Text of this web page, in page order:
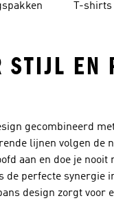
T-
STIJL
gecombineerd
lijnen volgen de
aan en doe je
de perfecte
design zorgt voor